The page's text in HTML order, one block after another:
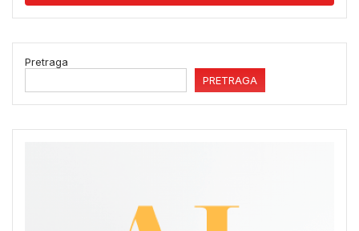
Pretraga
PRETRAGA